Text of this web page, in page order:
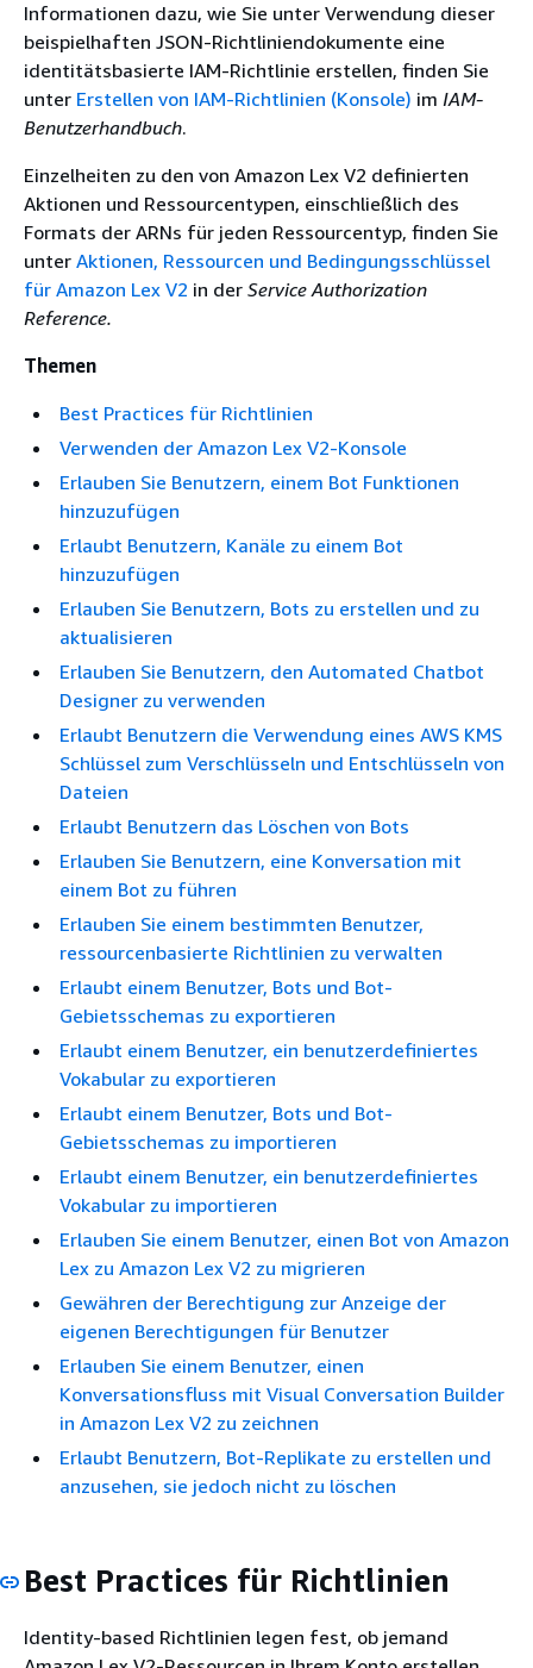
Informationen dazu, wie Sie unter Verwendung dieser
beispielhaften JSON-Richtliniendokumente eine
identitätsbasierte IAM-Richtlinie erstellen, finden Sie
unter Erstellen von IAM-Richtlinien (Konsole) im IAM-
Benutzerhandbuch.
Einzelheiten zu den von Amazon Lex V2 definierten
Aktionen und Ressourcentypen, einschließlich des
Formats der ARNs für jeden Ressourcentyp, finden Sie
unter Aktionen, Ressourcen und Bedingungsschlüssel
für Amazon Lex V2 in der Service Authorization
Reference.
Themen
Best Practices für Richtlinien
Verwenden der Amazon Lex V2-Konsole
Erlauben Sie Benutzern, einem Bot Funktionen
hinzuzufügen
Erlaubt Benutzern, Kanäle zu einem Bot
hinzuzufügen
Erlauben Sie Benutzern, Bots zu erstellen und zu
aktualisieren
Erlauben Sie Benutzern, den Automated Chatbot
Designer zu verwenden
Erlaubt Benutzern die Verwendung eines AWS KMS
Schlüssel zum Verschlüsseln und Entschlüsseln von
Dateien
Erlaubt Benutzern das Löschen von Bots
Erlauben Sie Benutzern, eine Konversation mit
einem Bot zu führen
Erlauben Sie einem bestimmten Benutzer,
ressourcenbasierte Richtlinien zu verwalten
Erlaubt einem Benutzer, Bots und Bot-
Gebietsschemas zu exportieren
Erlaubt einem Benutzer, ein benutzerdefiniertes
Vokabular zu exportieren
Erlaubt einem Benutzer, Bots und Bot-
Gebietsschemas zu importieren
Erlaubt einem Benutzer, ein benutzerdefiniertes
Vokabular zu importieren
Erlauben Sie einem Benutzer, einen Bot von Amazon
Lex zu Amazon Lex V2 zu migrieren
Gewähren der Berechtigung zur Anzeige der
eigenen Berechtigungen für Benutzer
Erlauben Sie einem Benutzer, einen
Konversationsfluss mit Visual Conversation Builder
in Amazon Lex V2 zu zeichnen
Erlaubt Benutzern, Bot-Replikate zu erstellen und
anzusehen, sie jedoch nicht zu löschen
Best Practices für Richtlinien
Identity-based Richtlinien legen fest, ob jemand